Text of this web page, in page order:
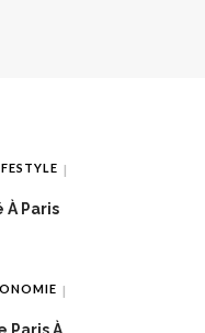
À Paris
Paris À